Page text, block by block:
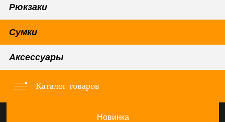
Рюкзаки
Сумки
Аксессуары
Каталог товаров
Новинка